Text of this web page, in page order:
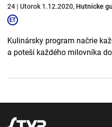
24 | Utorok 1.12.2020, Hutnícke
Kulinársky program načrie
a poteší každého milovníka